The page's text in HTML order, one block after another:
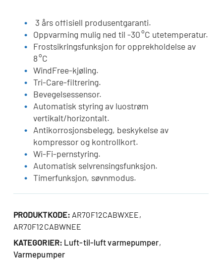
3 års offisiell produsentgaranti.
Oppvarming mulig ned til -30 °C utetemperatur.
Frostsikringsfunksjon for opprekholdelse av
8 °C
WindFree-kjøling.
Tri-Care-filtrering.
Bevegelsessensor.
Automatisk styring av luostrøm
vertikalt/horizontalt.
Antikorrosjonsbelegg, beskykelse av
kompressor og kontrollkort.
Wi-Fi-pernstyring.
Automatisk selvrensingsfunksjon.
Timerfunksjon, søvnmodus.
PRODUKTKODE: AR70F12CABWXEE,
AR70F12CABWNEE
KATEGORIER: Luft-til-luft varmepumper,
Varmepumper